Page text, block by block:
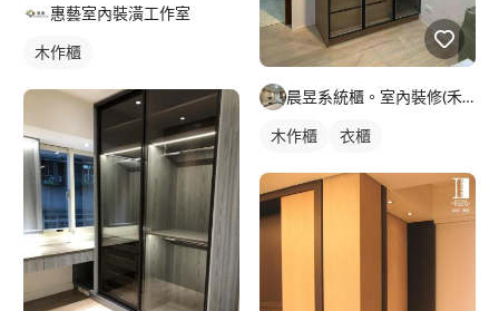
惠藝室內裝潢工作室
木作櫃
晨昱系統櫃。室內裝修(禾旭）
木作櫃 衣櫃